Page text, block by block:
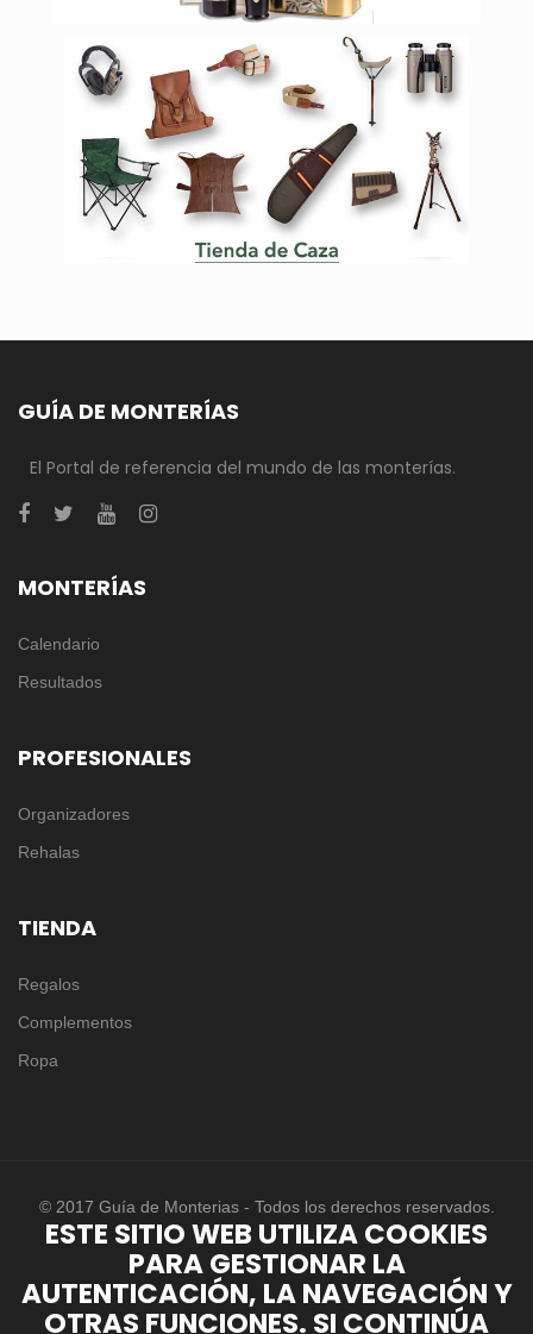
GUÍA DE MONTERÍAS
El Portal de referencia del mundo de las monterías.
MONTERÍAS
Calendario
Resultados
PROFESIONALES
Organizadores
Rehalas
TIENDA
Regalos
Complementos
Ropa
© 2017 Guía de Monterias - Todos los derechos reservados.
ESTE SITIO WEB UTILIZA COOKIES
PARA GESTIONAR LA
AUTENTICACIÓN, LA NAVEGACIÓN Y
OTRAS FUNCIONES. SI CONTINÚA